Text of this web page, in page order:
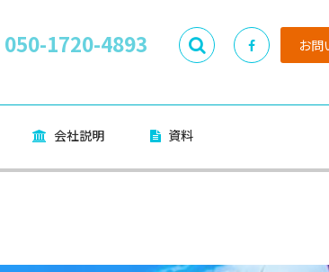
050-1720-4893 お問
会社説明 資料